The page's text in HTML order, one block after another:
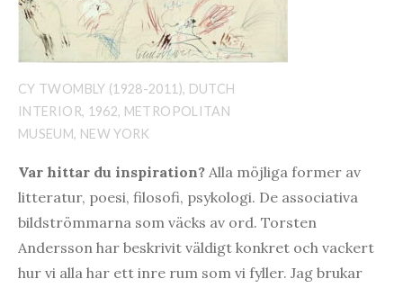
CY TWOMBLY (1928-2011), DUTCH
INTERIOR, 1962, METROPOLITAN
MUSEUM, NEW YORK
Var hittar du inspiration? Alla möjliga former av
litteratur, poesi, filosofi, psykologi. De associativa
bildströmmarna som väcks av ord. Torsten
Andersson har beskrivit väldigt konkret och vackert
hur vi alla har ett inre rum som vi fyller. Jag brukar